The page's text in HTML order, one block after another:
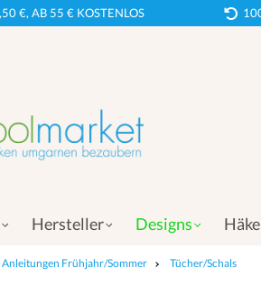
€, AB 55 € KOSTENLOS
Hersteller Designs
Anleitungen Frühjahr/Sommer Tücher/Schals